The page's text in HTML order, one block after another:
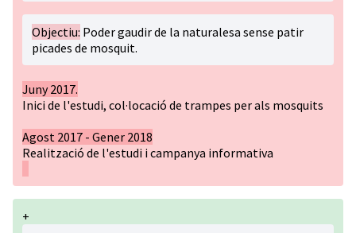
Objectiu: Poder gaudir de la naturalesa sense patir
picades de mosquit.
Juny 2017.
Inici de l'estudi, col·locació de trampes per als mosquits
Agost 2017 - Gener 2018
Realització de l'estudi i campanya informativa
+